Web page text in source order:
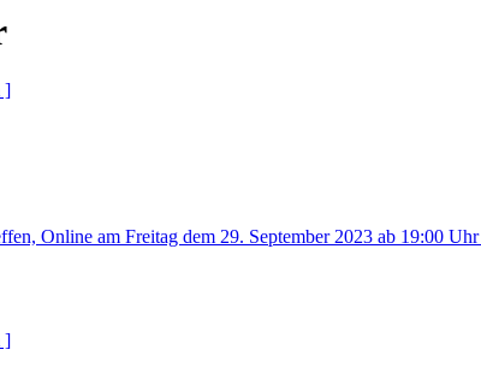
]
Online am Freitag dem 29. September 2023 ab 19:00 Uhr
]